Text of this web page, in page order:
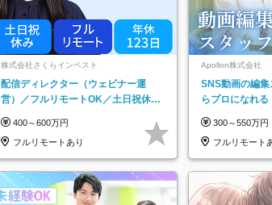
株式会社さくらインベスト
配信ディレクター（ウェビナー運
営）／フルリモートOK／土日祝休み
400～600万円
フルリモートあり
Apollon株式会社
SNS動画の編
らプロになれ
300～550万円
フルリモート